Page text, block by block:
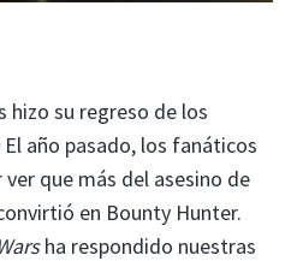
hizo su regreso de los
El año pasado, los fanáticos
que más del asesino de
en Bounty Hunter.
ha respondido nuestras